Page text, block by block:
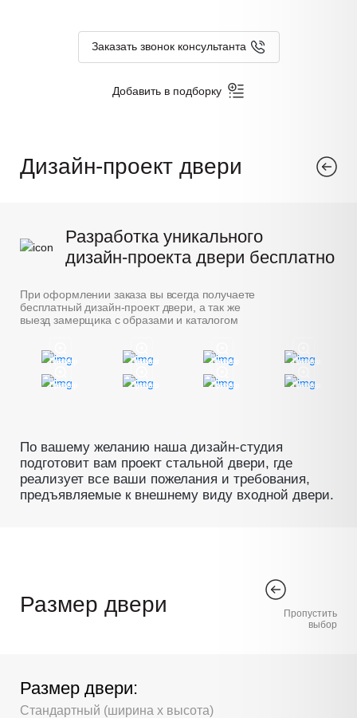
Заказать звонок консультанта
Дизайн-проект двери
Разработка уникального
дизайн-проекта двери бесплатно
При оформлении заказа вы всегда получаете
бесплатный дизайн-проект двери, а так же
выезд замерщика с образами и каталогом
Пример Пример Пример Пример
Пример Пример Пример Пример
По вашему желанию наша дизайн-студия
подготовит вам проект стальной двери, где
реализует все ваши пожелания и требования,
предъявляемые к внешнему виду входной двери.
Размер двери
Пропустить
выбор
Размер двери:
Стандартный (ширина х высота)